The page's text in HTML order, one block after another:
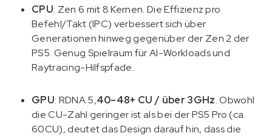
CPU: Zen 6 mit 8 Kernen. Die Effizienz pro
Befehl/Takt (IPC) verbessert sich über
Generationen hinweg gegenüber der Zen 2 der
PS5. Genug Spielraum für AI-Workloads und
Raytracing-Hilfspfade.
GPU: RDNA 5,40–48+ CU / über 3GHz. Obwohl
die CU-Zahl geringer ist als bei der PS5 Pro (ca.
60CU), deutet das Design darauf hin, dass die